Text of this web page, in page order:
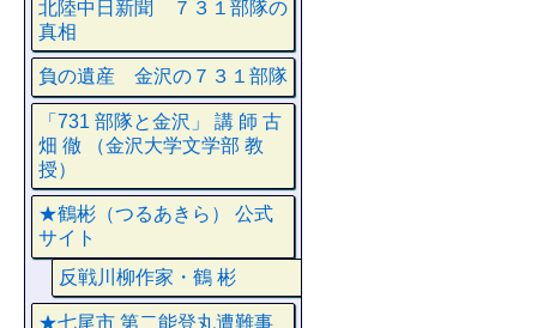
北陸中日新聞 ７３１部隊の
真相
負の遺産 金沢の７３１部隊
「731 部隊と金沢」 講 師 古
畑 徹 （金沢大学文学部 教
授）
★鶴彬（つるあきら） 公式
サイト
反戦川柳作家・鶴 彬
★七尾市 第二能登丸遭難事